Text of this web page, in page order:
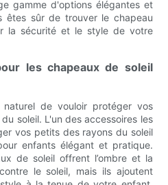
gamme d'options élégantes et
êtes sûr de trouver le chapeau
la sécurité et le style de votre
les chapeaux de soleil
de vouloir protéger vos
soleil. L'un des accessoires les
vos petits des rayons du soleil
enfants élégant et pratique.
de soleil offrent l’ombre et la
le soleil, mais ils ajoutent